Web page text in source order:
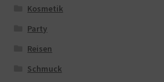
Kosmetik
Party
Reisen
Schmuck